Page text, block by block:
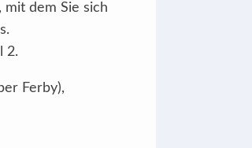
mit dem Sie sich
2.
Ferby),